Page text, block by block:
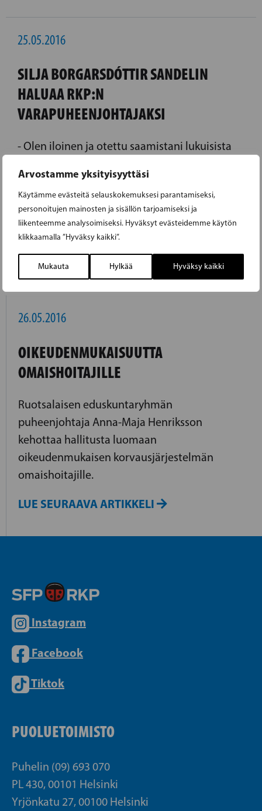
Arvostamme yksityisyyttäsi
Käytämme evästeitä selauskokemuksesi parantamiseksi,
personoitujen mainosten ja sisällön tarjoamiseksi ja
liikenteemme analysoimiseksi. Hyväksyt evästeidemme käytön
klikkaamalla ”Hyväksy kaikki”.
Mukauta Hylkää Hyväksy kaikki
25.05.2016
SILJA BORGARSDÓTTIR SANDELIN
HALUAA RKP:N
VARAPUHEENJOHTAJAKSI
- Olen iloinen ja otettu saamistani lukuisista
ruotsalaisen kansanpuolueen
varapuheenjohtajaksi. Varapuheenjohtajuus
on jo pitkään kiinnostanut minua ja lähden
siksi mielelläni ehdolle tähän tehtävään.
LUE EDELLINEN ARTIKKELI
26.05.2016
OIKEUDENMUKAISUUTTA
OMAISHOITAJILLE
Ruotsalaisen eduskuntaryhmän
puheenjohtaja Anna-Maja Henriksson
kehottaa hallitusta luomaan
oikeudenmukaisen korvausjärjestelmän
omaishoitajille.
LUE SEURAAVA ARTIKKELI
Instagram
Facebook
Tiktok
PUOLUETOIMISTO
Puhelin (09) 693 070
PL 430, 00101 Helsinki
Yrjönkatu 27, 00100 Helsinki